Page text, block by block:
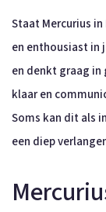
Staat Mercurius
en enthousiast in
en denkt graag in
klaar en
Soms kan dit als
een diep